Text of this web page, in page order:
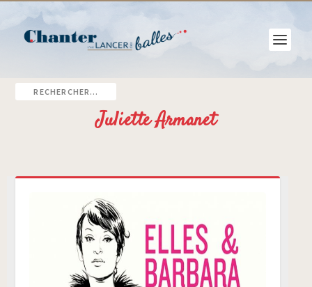
Juliette Armanet